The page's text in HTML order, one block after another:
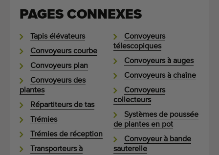
PAGES CONNEXES
Tapis élévateurs
Convoyeurs courbe
Convoyeurs plan
Convoyeurs des
plantes
Répartiteurs de tas
Trémies
Trémies de réception
Transporteurs à
Convoyeurs
télescopiques
Convoyeurs à auges
Convoyeurs à chaîne
Convoyeurs
collecteurs
Systèmes de poussée
de plantes en pot
Convoyeur à bande
sauterelle